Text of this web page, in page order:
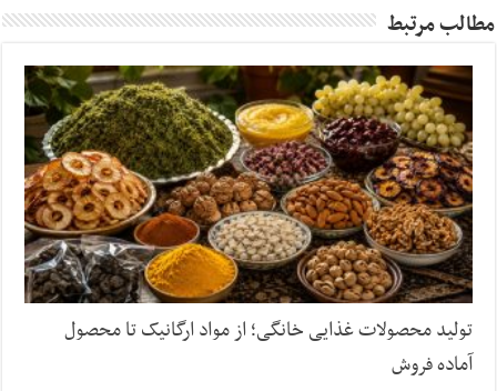
مطالب مرتبط
تولید محصولات غذایی خانگی؛ از مواد ارگانیک تا محصول
آماده فروش